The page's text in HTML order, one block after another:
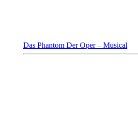
Das Phantom Der Oper – Musical